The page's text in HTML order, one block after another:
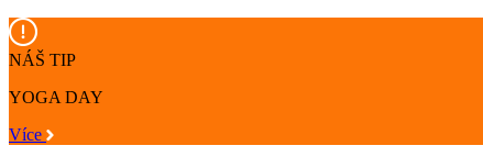
NÁŠ TIP
YOGA DAY
Více